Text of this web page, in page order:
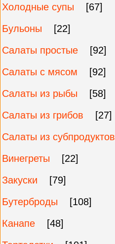
Холодные супы
[67]
Бульоны
[22]
Салаты простые
[92]
Салаты с мясом
[92]
Салаты из рыбы
[58]
Салаты из грибов
[27]
Салаты из субпродуктов
Винегреты
[22]
Закуски
[79]
Бутерброды
[108]
Канапе
[48]